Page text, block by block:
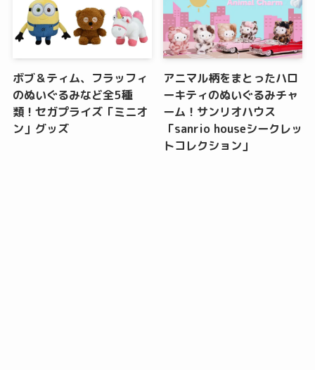
ボブ＆ティム、フラッフィ
のぬいぐるみなど全5種
類！セガプライズ「ミニオ
ン」グッズ
アニマル柄をまとったハロ
ーキティのぬいぐるみチャ
ーム！サンリオハウス
「sanrio houseシークレッ
トコレクション」